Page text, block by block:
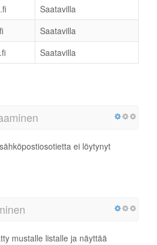
Saatavilla
Saatavilla
Saatavilla
ei löytynyt
mustalle listalle ja näyttää